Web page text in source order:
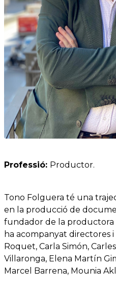
Professió: Productor.
Tono Folguera té una
en la producció de
fundador de la productora
ha acompanyat directores
Roquet, Carla Simón,
Villaronga, Elena Martín
Marcel Barrena, Mounia